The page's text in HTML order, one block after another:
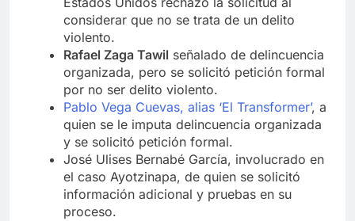
considerar que no se trata de un delito
violento.
Rafael Zaga Tawil señalado de delincuencia
organizada, pero se solicitó petición formal
por no ser delito violento.
Pablo Vega Cuevas, alias ‘El Transformer’, a
quien se le imputa delincuencia organizada
y se solicitó petición formal.
José Ulises Bernabé García, involucrado en
el caso Ayotzinapa, de quien se solicitó
información adicional y pruebas en su
proceso.